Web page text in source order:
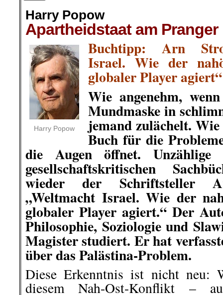
Harry Popow
Apartheidstaat am Pranger
Harry Popow
Buchtipp: Arn
Israel. Wie der
globaler Player agiert“
Wie angenehm,
Mundmaske in
jemand zulächelt.
Buch für die
die Augen öffnet.
gesellschaftskritischen
wieder der Schriftsteller
„Weltmacht Israel. Wie der
globaler Player agiert.“ Der
Philosophie, Soziologie und
Magister studiert. Er hat
über das Palästina-Problem.
Diese Erkenntnis ist nicht neu:
diesem Nah-Ost-Konflikt –